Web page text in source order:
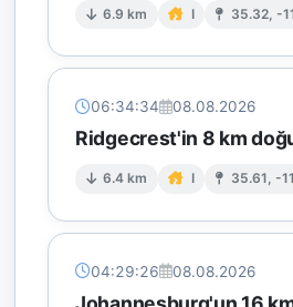
6.9 km I 35.32, -
06:34:34 08.08.2026
Ridgecrest'in 8 km
6.4 km I 35.61, -
04:29:26 08.08.2026